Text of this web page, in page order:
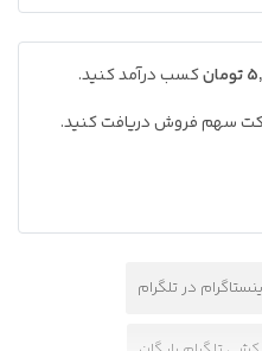
کسب درآمد کنید.
ویکت سهم فروش دریافت کنید.
در تلگرام